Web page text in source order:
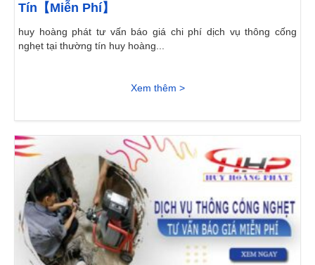
Tín【Miễn Phí】
huy hoàng phát tư vấn báo giá chi phí dịch vụ thông cống
nghẹt tại thường tín huy hoàng...
Xem thêm >